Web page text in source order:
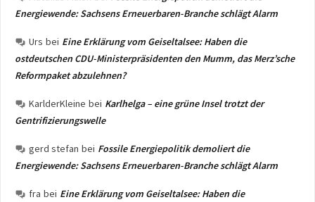
Energiewende: Sachsens Erneuerbaren-Branche schlägt Alarm
Urs bei Eine Erklärung vom Geiseltalsee: Haben die
ostdeutschen CDU-Ministerpräsidenten den Mumm, das Merz’sche
Reformpaket abzulehnen?
KarlderKleine bei Karlhelga – eine grüne Insel trotzt der
Gentrifizierungswelle
gerd stefan bei Fossile Energiepolitik demoliert die
Energiewende: Sachsens Erneuerbaren-Branche schlägt Alarm
fra bei Eine Erklärung vom Geiseltalsee: Haben die